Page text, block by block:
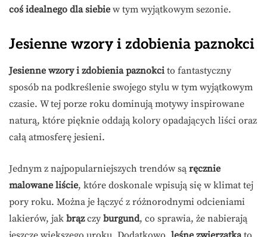
coś idealnego dla siebie w tym wyjątkowym sezonie.
Jesienne wzory i zdobienia paznokci
Jesienne wzory i zdobienia paznokci to fantastyczny
sposób na podkreślenie swojego stylu w tym wyjątkowym
czasie. W tej porze roku dominują motywy inspirowane
naturą, które pięknie oddają kolory opadających liści oraz
całą atmosferę jesieni.
Jednym z najpopularniejszych trendów są ręcznie
malowane liście, które doskonale wpisują się w klimat tej
pory roku. Można je łączyć z różnorodnymi odcieniami
lakierów, jak brązczy burgund, co sprawia, że nabierają